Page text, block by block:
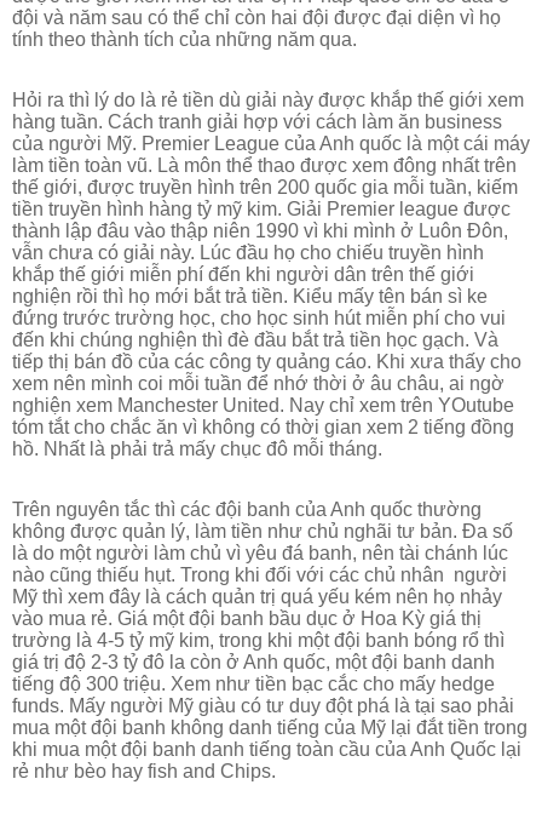
đội và năm sau có thể chỉ còn hai đội được đại diện vì họ
tính theo thành tích của những năm qua.
Hỏi ra thì lý do là rẻ tiền dù giải này được khắp thế giới xem
hàng tuần. Cách tranh giải hợp với cách làm ăn business
của người Mỹ. Premier League của Anh quốc là một cái máy
làm tiền toàn vũ. Là môn thể thao được xem đông nhất trên
thế giới, được truyền hình trên 200 quốc gia mỗi tuần, kiếm
tiền truyền hình hàng tỷ mỹ kim. Giải Premier league được
thành lập đâu vào thập niên 1990 vì khi mình ở Luôn Đôn,
vẫn chưa có giải này. Lúc đầu họ cho chiếu truyền hình
khắp thế giới miễn phí đến khi người dân trên thế giới
nghiện rồi thì họ mới bắt trả tiền. Kiểu mấy tên bán sì ke
đứng trước trường học, cho học sinh hút miễn phí cho vui
đến khi chúng nghiện thì đè đầu bắt trả tiền học gạch. Và
tiếp thị bán đồ của các công ty quảng cáo. Khi xưa thấy cho
xem nên mình coi mỗi tuần để nhớ thời ở âu châu, ai ngờ
nghiện xem Manchester United. Nay chỉ xem trên YOutube
tóm tắt cho chắc ăn vì không có thời gian xem 2 tiếng đồng
hồ. Nhất là phải trả mấy chục đô mỗi tháng.
Trên nguyên tắc thì các đội banh của Anh quốc thường
không được quản lý, làm tiền như chủ nghãi tư bản. Đa số
là do một người làm chủ vì yêu đá banh, nên tài chánh lúc
nào cũng thiếu hụt. Trong khi đối với các chủ nhân người
Mỹ thì xem đây là cách quản trị quá yếu kém nên họ nhảy
vào mua rẻ. Giá một đội banh bầu dục ở Hoa Kỳ giá thị
trường là 4-5 tỷ mỹ kim, trong khi một đội banh bóng rổ thì
giá trị độ 2-3 tỷ đô la còn ở Anh quốc, một đội banh danh
tiếng độ 300 triệu. Xem như tiền bạc cắc cho mấy hedge
funds. Mấy người Mỹ giàu có tư duy đột phá là tại sao phải
mua một đội banh không danh tiếng của Mỹ lại đắt tiền trong
khi mua một đội banh danh tiếng toàn cầu của Anh Quốc lại
rẻ như bèo hay fish and Chips.